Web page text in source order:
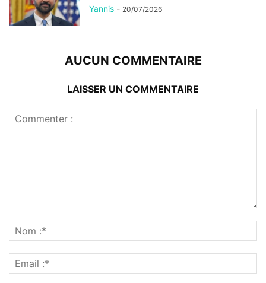
Yannis - 20/07/2026
AUCUN COMMENTAIRE
LAISSER UN COMMENTAIRE